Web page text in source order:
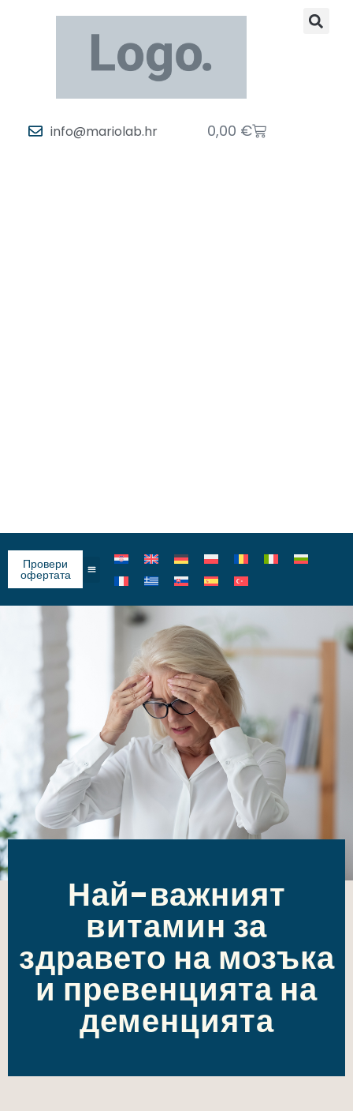
info@mariolab.hr 0,00 €
Провери
офертата
Най-важният
витамин за
здравето на мозъка
и превенцията на
деменцията